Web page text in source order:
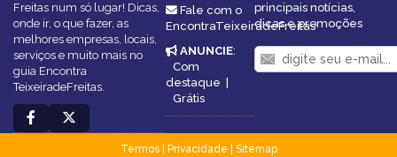
Freitas num só lugar! Dicas,
onde ir, o que fazer, as
melhores empresas, locais,
serviços e muito mais no
guia Encontra
TeixeiradeFreitas.
Fale com o
EncontraTeixeiradeFreitas
ANUNCIE:
Com
destaque
Grátis
principais notícias,
dicas e promoções
Termos| Privacidade
Sitemap